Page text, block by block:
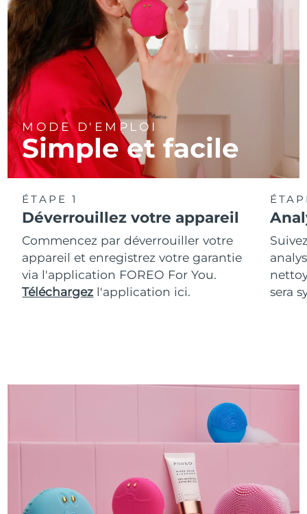
MODE D'EMPLOI
Simple et facile
ÉTAPE 1
Déverrouillez votre appareil
Commencez par déverrouiller votre
appareil et enregistrez votre garantie
via l'application FOREO For You.
Téléchargez l'application ici.
sera